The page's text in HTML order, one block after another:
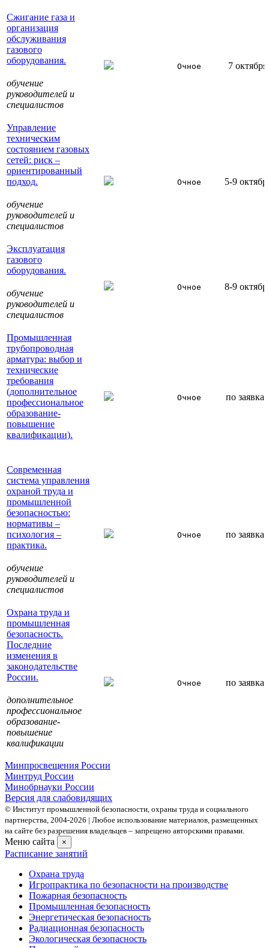
Сжигание газа и
организация
обслуживания
газового
оборудования.
обучение
руководителей и
специалистов
Очное 7 октября
Управление
техническим
состоянием газовых
сетей: риск –
ориентированный
подход.
обучение
руководителей и
специалистов
Очное 5-9
Эксплуатация
газового
оборудования.
обучение
руководителей и
специалистов
Очное 8-9
Промышленная
трубопроводная
арматура: выбор и
технические
требования
(дополнительное
профессиональное
образование-
повышение
квалификации).
Очное по
Современная
система управления
охраной труда и
промышленной
безопасностью:
нормативы –
психология –
практика.
обучение
руководителей и
специалистов
Очное по
Охрана труда и
промышленная
безопасность.
Последние
изменения в
законодательстве
России.
дополнительное
профессиональное
образование-
повышение
квалификации
Очное по
Минпросвещения России
Минтруд России
Минобрнауки России
Версия для слабовидящих
© Институт промышленной безопасности, охраны труда и социального
партнерства, 2004- 2026 | Любое использование материалов, размещенных
на сайте без разрешения владельцев – запрещено авторскими правами.
Меню сайта ×
Расписание занятий
Охрана труда
Игропрактика по безопасности на производстве
Пожарная безопасность
Промышленная безопасность
Энергетическая безопасность
Радиационная безопасность
Экологическая безопасность